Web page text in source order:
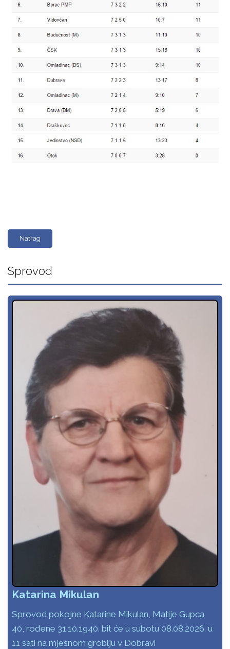
Natrag
Sprovod
Katarina Mikulan
Sprovod pokojne Katarine Mikulan, Matije Gupca
40, rođene 31.10.1940. bit će u subotu 08.08.2026. u
11 sati na mjesnom groblju v Dobravi